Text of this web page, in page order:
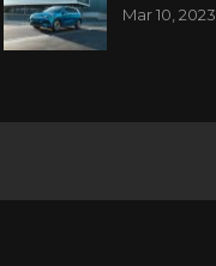
Mar 10, 2023